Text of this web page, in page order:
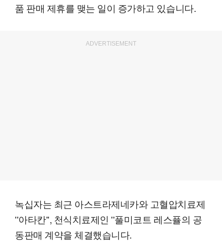
품 판매 제휴를 맺는 일이 증가하고 있습니다.
ADVERTISEMENT
녹십자는 최근 아스트라제네카와 고혈압치료제
''아타칸'', 천식치료제인 ''풀미코트 레스퓰의 공
동판매 계약을 체결했습니다.